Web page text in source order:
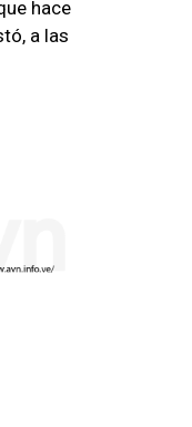
hace
a las